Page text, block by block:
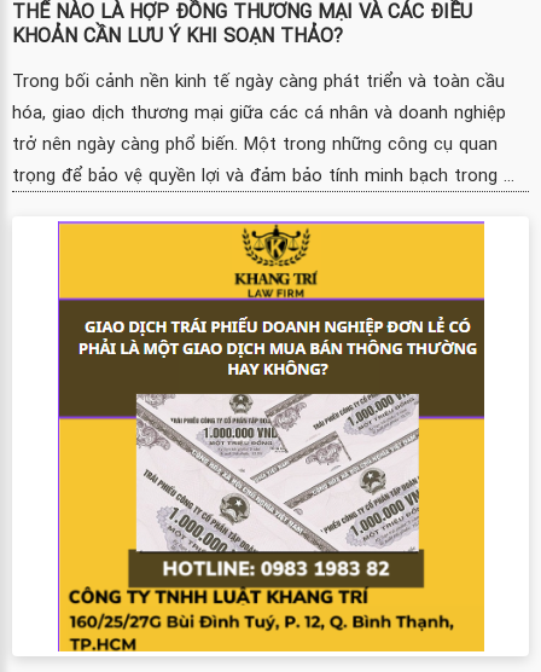
THẾ NÀO LÀ HỢP ĐỒNG THƯƠNG MẠI VÀ CÁC ĐIỀU
KHOẢN CẦN LƯU Ý KHI SOẠN THẢO?
Trong bối cảnh nền kinh tế ngày càng phát triển và toàn cầu
hóa, giao dịch thương mại giữa các cá nhân và doanh nghiệp
trở nên ngày càng phổ biến. Một trong những công cụ quan
trọng để bảo vệ quyền lợi và đảm bảo tính minh bạch trong ...